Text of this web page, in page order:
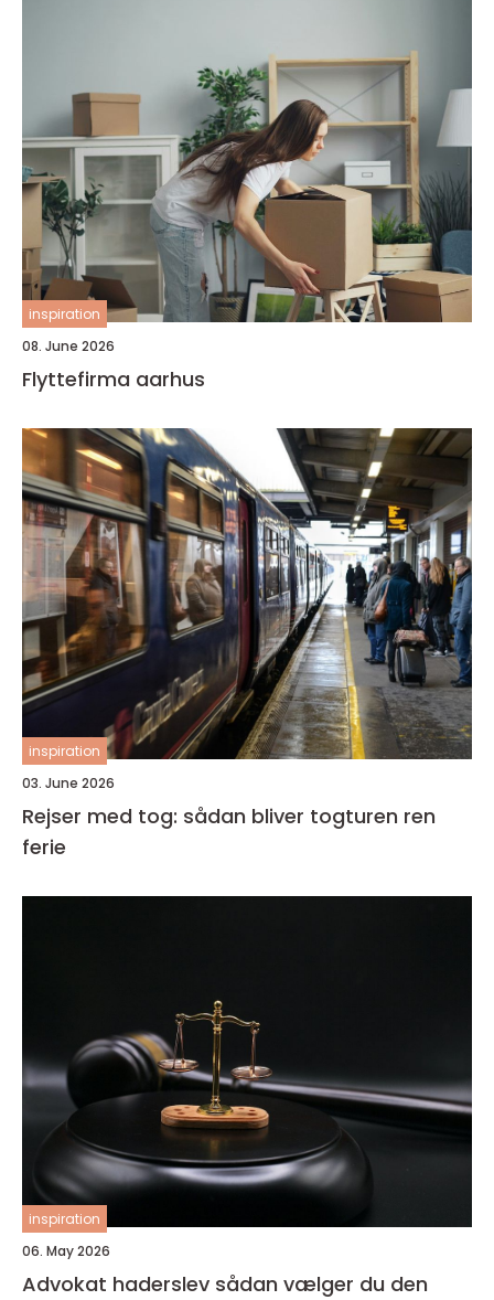
inspiration
08. June 2026
Flyttefirma aarhus
inspiration
03. June 2026
Rejser med tog: sådan bliver togturen ren
ferie
inspiration
06. May 2026
Advokat haderslev sådan vælger du den